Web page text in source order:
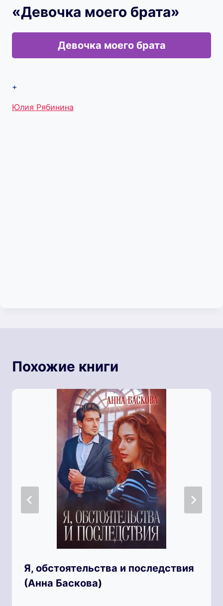
«Девочка моего брата»
Девочка моего брата
+
Метки
Юлия Рябинина
Похожие книги
Я, обстоятельства и последствия
(Анна Баскова)